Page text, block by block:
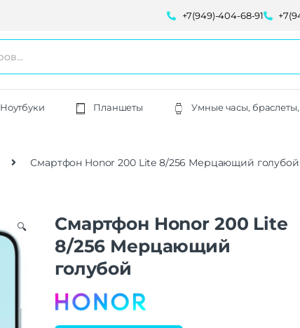
+7(949)-404-68-91
Ноутбуки Планшеты Умные часы, браслеты,
Смартфон Honor 200 Lite 8/256 Мерцающий голубой
🔍
Смартфон Honor 200 Lite
8/256 Мерцающий
голубой